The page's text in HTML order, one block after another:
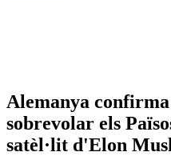
Alemanya
sobrevolar els
satèl·lit d'Elon